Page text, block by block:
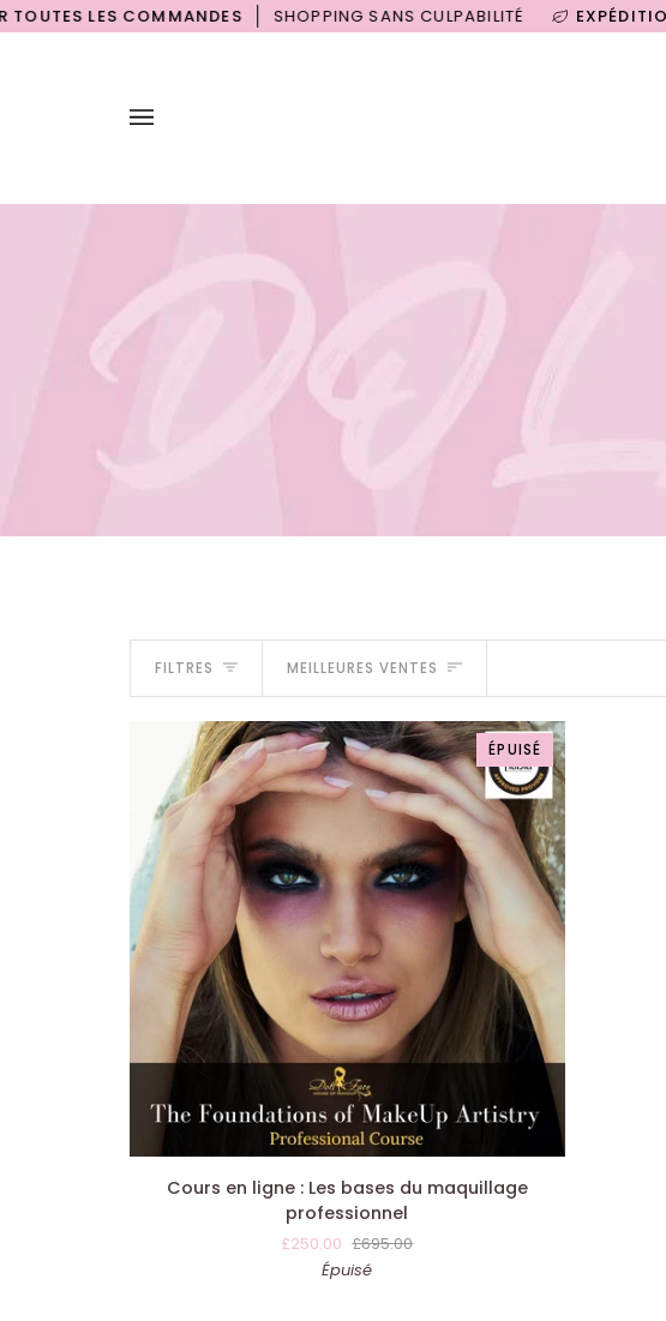
Passer
au
LES COMMANDES SHOPPING SANS CULPABILITÉ EXPÉDITION
FILTRES Trier
MEILLEURES VENTES
ÉPUISÉ
AJOUTER AU PANIER
CoursCours en ligne : Les bases du maquillage
professionnel
£250.00 £695.00
Épuisé